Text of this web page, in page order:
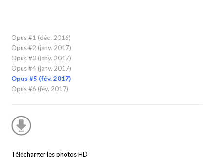
Opus #1 (déc. 2016)
Opus #2 (janv. 2017)
Opus #3 (janv. 2017)
Opus #4 (janv. 2017)
Opus #5 (fév. 2017)
Opus #6 (fév. 2017)
Télécharger les photos HD